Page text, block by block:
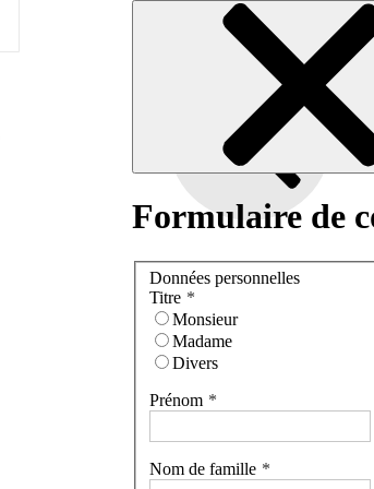
Formulaire de
Données personnelles
Titre
Monsieur
Madame
Divers
Prénom
Nom de famille